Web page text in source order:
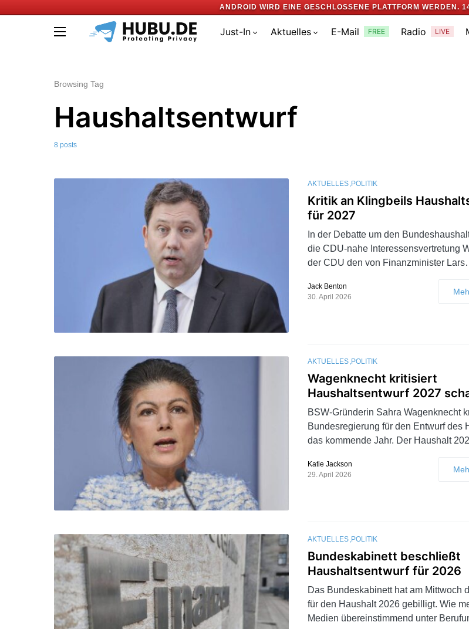
ANDROID WIRD EINE GESCHLOSSENE PLATTFORM WERDEN.
Just-In Aktuelles E-Mail FREE Radio LIVE
Browsing Tag
Haushaltsentwurf
8 posts
AKTUELLES POLITIK
Kritik an Klingbeils
für 2027
In der Debatte um den
die CDU-nahe Interessensvertretung
der CDU den von Finanzminister
Jack Benton
30. April 2026
AKTUELLES POLITIK
Wagenknecht kritisiert
Haushaltsentwurf 2027
BSW-Gründerin Sahra Wagenknecht
Bundesregierung für den Entwurf des
das kommende Jahr. Der Haushalt
Katie Jackson
29. April 2026
AKTUELLES POLITIK
Bundeskabinett beschließt
Haushaltsentwurf für 2026
Das Bundeskabinett hat am Mittwoch
für den Haushalt 2026 gebilligt. Wie
Medien übereinstimmend unter